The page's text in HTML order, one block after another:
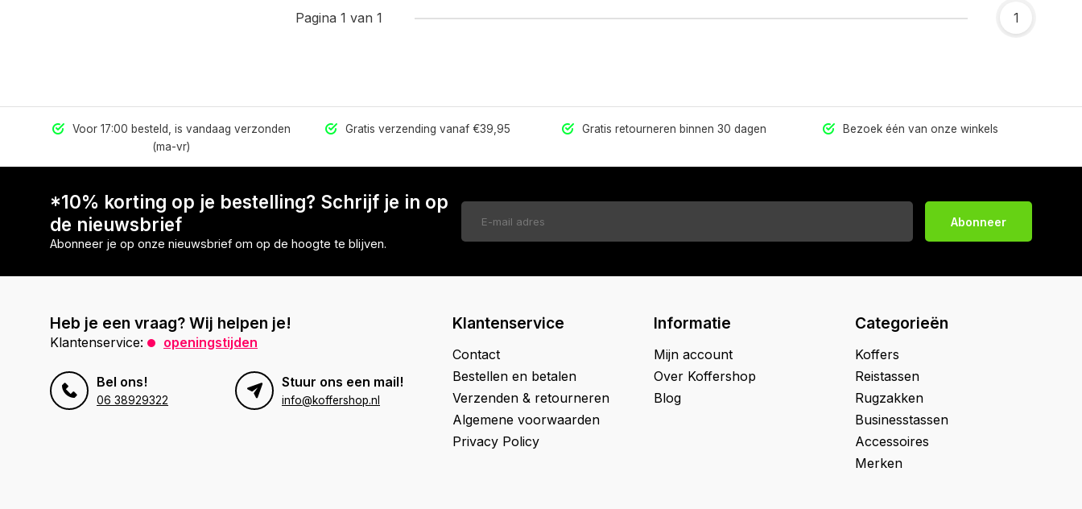
Pagina 1 van 1 1
Voor 17:00 besteld, is vandaag verzonden
(ma-vr)
Gratis verzending vanaf €39,95 Gratis retourneren binnen 30 dagen Bezoek één van onze winkels
*10% korting op je bestelling? Schrijf je in op
de nieuwsbrief
Abonneer je op onze nieuwsbrief om op de hoogte te blijven.
Abonneer
Heb je een vraag? Wij helpen je!
Klantenservice: openingstijden
Bel ons!
06 38929322
Stuur ons een mail!
info@koffershop.nl
Klantenservice
Contact
Bestellen en betalen
Verzenden & retourneren
Algemene voorwaarden
Privacy Policy
Informatie
Mijn account
Over Koffershop
Blog
Categorieën
Koffers
Reistassen
Rugzakken
Businesstassen
Accessoires
Merken